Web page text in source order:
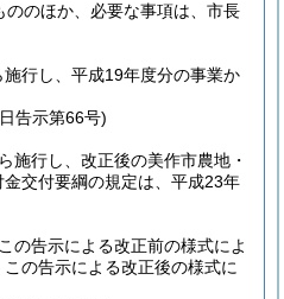
ののほか、必要な事項は、市長
行し、平成19年度分の事業か
告示第66号)
施行し、改正後の美作市農地・
交付要綱の規定は、平成23年
の告示による改正前の様式によ
の告示による改正後の様式に